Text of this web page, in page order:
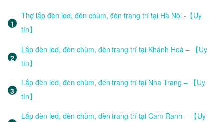
Thợ lắp đèn led, đèn chùm, đèn trang trí tại Hà Nội -【Uy
tín】
Lắp đèn led, đèn chùm, đèn trang trí tại Khánh Hoà – 【Uy
tín】
Lắp đèn led, đèn chùm, đèn trang trí tại Nha Trang – 【Uy
tín】
Lắp đèn led, đèn chùm, đèn trang trí tại Cam Ranh – 【Uy